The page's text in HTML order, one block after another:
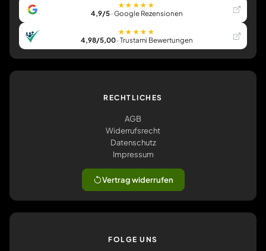
★★★★★
4,9/5· Google Rezensionen
★★★★★
4,98/5,00· Trustami Bewertungen
RECHTLICHES
AGB
Widerrufsrecht
Datenschutz
Impressum
Vertrag widerrufen
FOLGE UNS